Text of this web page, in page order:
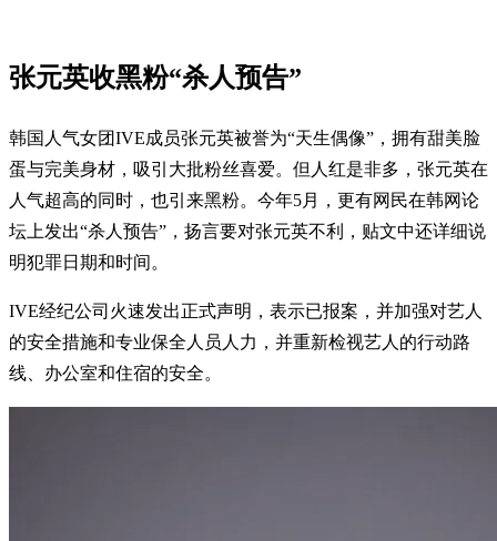
张元英收黑粉“杀人预告”
韩国人气女团IVE成员张元英被誉为“天生偶像”，拥有甜美脸
蛋与完美身材，吸引大批粉丝喜爱。但人红是非多，张元英在
人气超高的同时，也引来黑粉。今年5月，更有网民在韩网论
坛上发出“杀人预告”，扬言要对张元英不利，贴文中还详细说
明犯罪日期和时间。
IVE经纪公司火速发出正式声明，表示已报案，并加强对艺人
的安全措施和专业保全人员人力，并重新检视艺人的行动路
线、办公室和住宿的安全。